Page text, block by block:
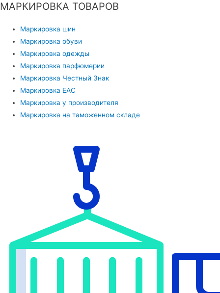
МАРКИРОВКА ТОВАРОВ
Маркировка шин
Маркировка обуви
Маркировка одежды
Маркировка парфюмерии
Маркировка Честный Знак
Маркировка EAC
Маркировка у производителя
Маркировка на таможенном складе